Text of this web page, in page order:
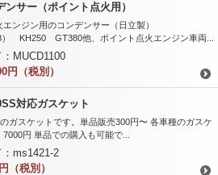
ンサー（ポイント点火用）
エンジン用のコンデンサー（日立製）
） KH250 GT380他、ポイント点火エンジン車両...
MUCD1100
円（税別）
対応ガスケット
ガスケットです。単品販売300円〜 各車種のガスケ
円 単品での購入も可能で...
ms1421-2
（税別）